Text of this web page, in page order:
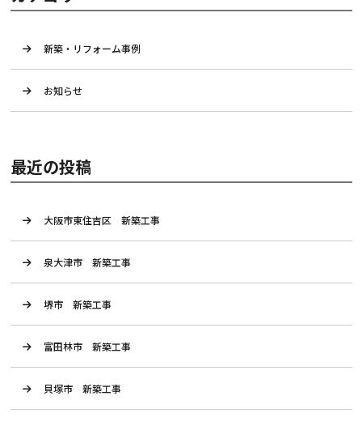
新築・リフォーム事例
お知らせ
最近の投稿
大阪市東住吉区 新築工事
泉大津市 新築工事
堺市 新築工事
富田林市 新築工事
貝塚市 新築工事